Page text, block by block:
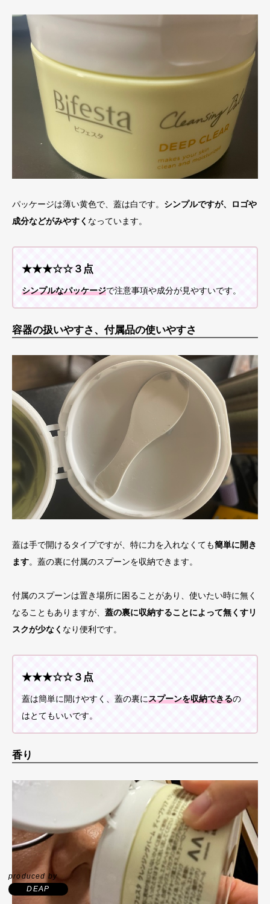
produced by
DEAP
パッケージは薄い黄色で、蓋は白です。 シンプルですが、ロゴや
成分などがみやすく なっています。
★★★☆☆３点
シンプルなパッケージで注意事項や成分が見やすいです。
容器の扱いやすさ、付属品の使いやすさ
蓋は手で開けるタイプですが、特に力を入れなくても簡単に開き
ます。蓋の裏に付属のスプーンを収納できます。
付属のスプーンは置き場所に困ることがあり、使いたい時に無く
なることもありますが、 蓋の裏に収納することによって無くすリ
スクが少なく なり便利です。
★★★☆☆３点
蓋は簡単に開けやすく、蓋の裏にスプーンを収納できるの
はとてもいいです。
香り